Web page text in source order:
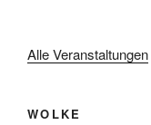
Alle Veranstaltungen
WOLKE